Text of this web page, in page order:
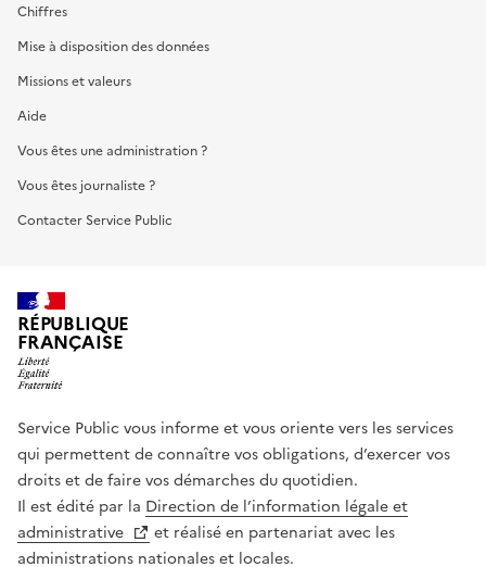
Chiffres
Mise à disposition des données
Missions et valeurs
Aide
Vous êtes une administration ?
Vous êtes journaliste ?
Contacter Service Public
RÉPUBLIQUE
FRANÇAISE
Service Public vous informe et vous oriente vers les services
qui permettent de connaître vos obligations, d’exercer vos
droits et de faire vos démarches du quotidien.
Il est édité par la Direction de l’information légale et
administrative
et réalisé en partenariat avec les
administrations nationales et locales.